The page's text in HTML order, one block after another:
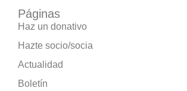
Páginas
Haz un donativo
Hazte socio/socia
Actualidad
Boletín